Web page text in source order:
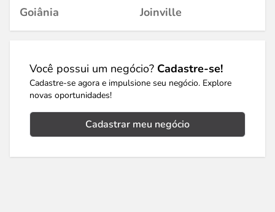
Goiânia
Joinville
Você possui um negócio? Cadastre-se!
Cadastre-se agora e impulsione seu negócio. Explore
novas oportunidades!
Cadastrar meu negócio